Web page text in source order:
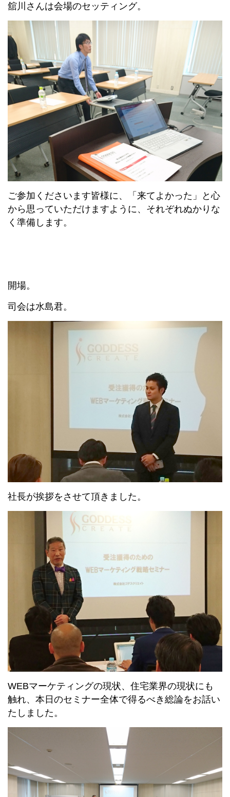
舘川さんは会場のセッティング。
ご参加くださいます皆様に、「来てよかった」と心
から思っていただけますように、それぞれぬかりな
く準備します。
開場。
司会は水島君。
社長が挨拶をさせて頂きました。
WEBマーケティングの現状、住宅業界の現状にも
触れ、本日のセミナー全体で得るべき総論をお話い
たしました。